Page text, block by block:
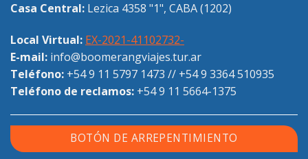
Casa Central: Lezica 4358 "1", CABA (1202)
Local Virtual: EX-2021-41102732-
E-mail: info@boomerangviajes.tur.ar
Teléfono: +54 9 11 5797 1473 // +54 9 3364 510935
Teléfono de reclamos: +54 9 11 5664-1375
BOTÓN DE ARREPENTIMIENTO